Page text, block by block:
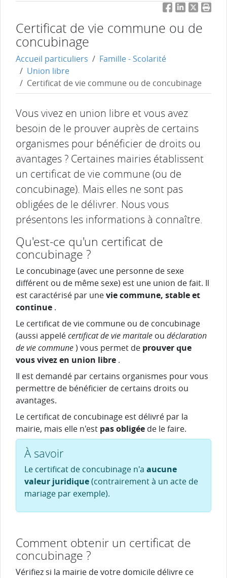
FacebookLinkedIn
Twitter
Certificat de vie commune ou de
concubinage
Accueil particuliers
Famille - Scolarité
Union libre
Certificat de vie commune ou de concubinage
Vous vivez en union libre et vous avez
besoin de le prouver auprès de certains
organismes pour bénéficier de droits ou
avantages ? Certaines mairies établissent
un certificat de vie commune (ou de
concubinage). Mais elles ne sont pas
obligées de le délivrer. Nous vous
présentons les informations à connaître.
Qu'est-ce qu'un certificat de
concubinage ?
Le concubinage (avec une personne de sexe
différent ou de même sexe) est une union de fait. Il
est caractérisé par unevie commune, stable et
continue .
Le certificat de vie commune ou de concubinage
(aussi appelécertificat de vie maritale ou déclaration
de vie commune) vous permet de prouver que
vous vivez en union libre .
Il est demandé par certains organismes pour vous
permettre de bénéficier de certains droits ou
avantages.
Le certificat de concubinage est délivré par la
mairie, mais elle n'est pas obligée de le faire.
À savoir
Le certificat de concubinage n'a aucune
valeur juridique(contrairement à un acte de
mariage par exemple).
Comment obtenir un certificat de
concubinage ?
Vérifiez si la mairie de votre domicile délivre ce